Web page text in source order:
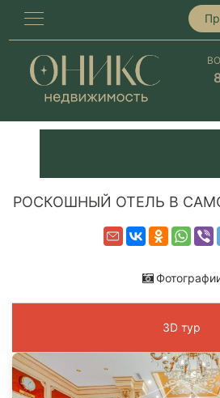
РОСКОШНЫЙ ОТЕЛЬ В
3D тур